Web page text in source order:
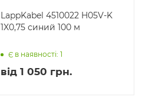
LappKabel 4510022 H05V-K
1X0,75 синий 100 м
Є в наявності: 1
від 1 050 грн.